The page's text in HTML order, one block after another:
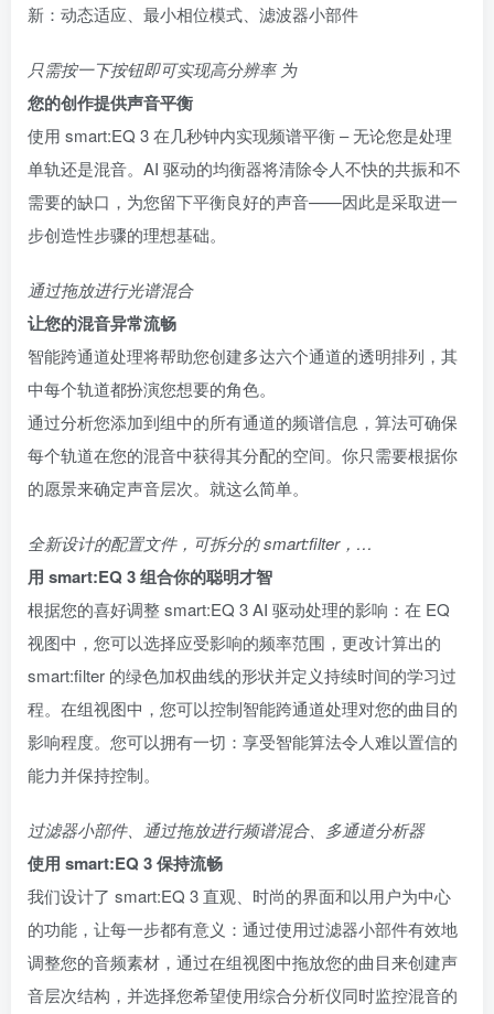
新：动态适应、最小相位模式、滤波器小部件
只需按一下按钮即可实现高分辨率 为
您的创作提供声音平衡
使用 smart:EQ 3 在几秒钟内实现频谱平衡 – 无论您是处理
单轨还是混音。AI 驱动的均衡器将清除令人不快的共振和不
需要的缺口，为您留下平衡良好的声音——因此是采取进一
步创造性步骤的理想基础。
通过拖放进行光谱混合
让您的混音异常流畅
智能跨通道处理将帮助您创建多达六个通道的透明排列，其
中每个轨道都扮演您想要的角色。
通过分析您添加到组中的所有通道的频谱信息，算法可确保
每个轨道在您的混音中获得其分配的空间。你只需要根据你
的愿景来确定声音层次。就这么简单。
全新设计的配置文件，可拆分的 smart:filter，…
用 smart:EQ 3 组合你的聪明才智
根据您的喜好调整 smart:EQ 3 AI 驱动处理的影响：在 EQ
视图中，您可以选择应受影响的频率范围，更改计算出的
smart:filter 的绿色加权曲线的形状并定义持续时间的学习过
程。在组视图中，您可以控制智能跨通道处理对您的曲目的
影响程度。您可以拥有一切：享受智能算法令人难以置信的
能力并保持控制。
过滤器小部件、通过拖放进行频谱混合、多通道分析器
使用 smart:EQ 3 保持流畅
我们设计了 smart:EQ 3 直观、时尚的界面和以用户为中心
的功能，让每一步都有意义：通过使用过滤器小部件有效地
调整您的音频素材，通过在组视图中拖放您的曲目来创建声
音层次结构，并选择您希望使用综合分析仪同时监控混音的